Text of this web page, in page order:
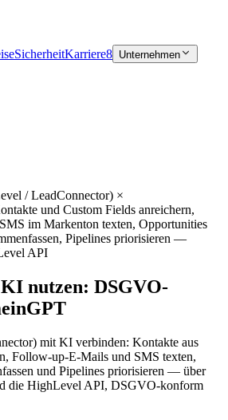
SicherheitKarriere8 Unternehmen
/ LeadConnector) ×
und Custom Fields anreichern,
im Markenton texten, Opportunities
Pipelines priorisieren —
API
nutzen: DSGVO-
mit KI verbinden: Kontakte aus
Follow-up-E-Mails und SMS texten,
und Pipelines priorisieren — über
die HighLevel API, DSGVO-konform